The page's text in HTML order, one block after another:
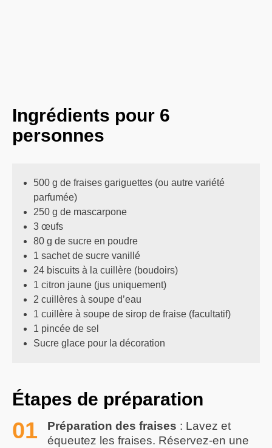
Ingrédients pour 6
personnes
500 g de fraises gariguettes (ou autre variété
parfumée)
250 g de mascarpone
3 œufs
80 g de sucre en poudre
1 sachet de sucre vanillé
24 biscuits à la cuillère (boudoirs)
1 citron jaune (jus uniquement)
2 cuillères à soupe d’eau
1 cuillère à soupe de sirop de fraise (facultatif)
1 pincée de sel
Sucre glace pour la décoration
Étapes de préparation
Préparation des fraises : Lavez et
équeutez les fraises. Réservez-en une